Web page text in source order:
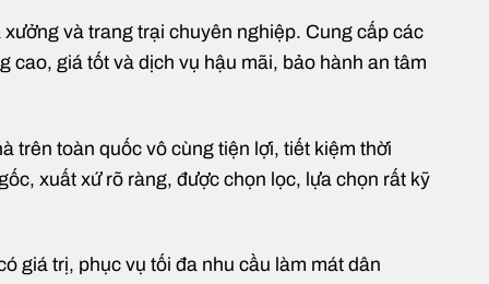
và trang trại chuyên nghiệp. Cung cấp các
giá tốt và dịch vụ hậu mãi, bảo hành an tâm
trên toàn quốc vô cùng tiện lợi, tiết kiệm thời
xuất xứ rõ ràng, được chọn lọc, lựa chọn rất kỹ
giá trị, phục vụ tối đa nhu cầu làm mát dân